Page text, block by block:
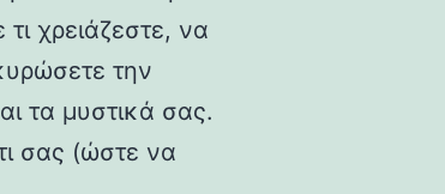
χρειάζεστε, να
την
τα μυστικά σας.
σας (ώστε να